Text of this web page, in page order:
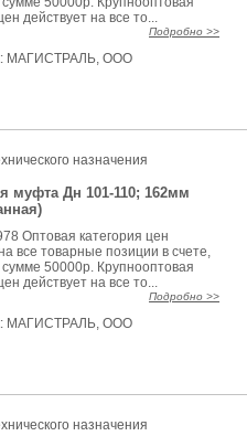
действует на все то...
Подробно >>
МАГИСТРАЛЬ, ООО
назначения
муфта Дн 101-110; 162мм
Оптовая категория цен
все товарные позиции в счете,
50000р. Крупнооптовая
действует на все то...
Подробно >>
МАГИСТРАЛЬ, ООО
назначения